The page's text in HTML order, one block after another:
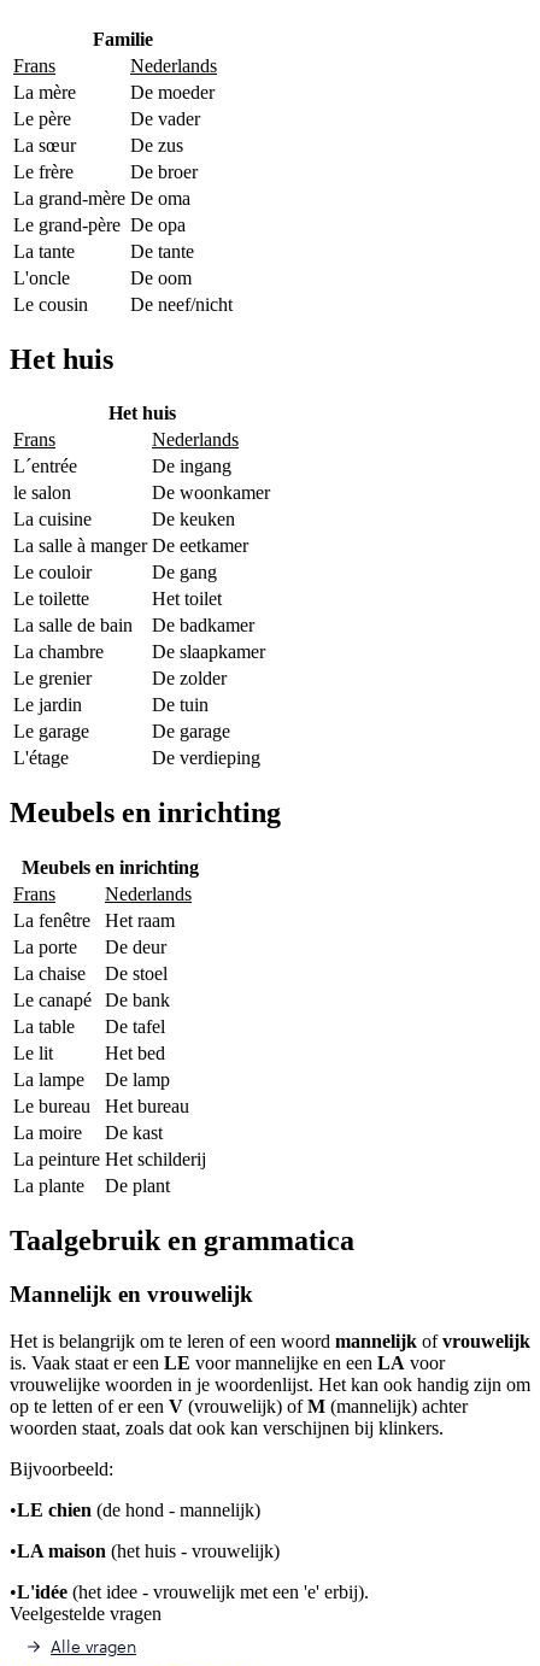
Familie
Frans
Nederlands
La mère
De moeder
Le père
De vader
La sœur
De zus
Le frère
De broer
La grand-mère De oma
Le grand-père De opa
La tante
De tante
L'oncle
De oom
Le cousin
De neef/nicht
Het huis
Het huis
Frans
Nederlands
L´entrée
De ingang
le salon
De woonkamer
La cuisine
De keuken
La salle à manger De eetkamer
Le couloir
De gang
Le toilette
Het toilet
La salle de bain
De badkamer
La chambre
De slaapkamer
Le grenier
De zolder
Le jardin
De tuin
Le garage
De garage
L'étage
De verdieping
Meubels en inrichting
Meubels en inrichting
Frans
Nederlands
La fenêtre
Het raam
La porte
De deur
La chaise
De stoel
Le canapé
De bank
La table
De tafel
Le lit
Het bed
La lampe
De lamp
Le bureau
Het bureau
La moire
De kast
La peinture Het schilderij
La plante
De plant
Taalgebruik en grammatica
Mannelijk en vrouwelijk
Het is belangrijk om te leren of een woord mannelijk ofvrouwelijk
is. Vaak staat er een LE voor mannelijke en een LA voor
vrouwelijke woorden in je woordenlijst. Het kan ook handig zijn om
op te letten of er een V (vrouwelijk) ofM (mannelijk) achter
woorden staat, zoals dat ook kan verschijnen bij klinkers.
Bijvoorbeeld:
•LE chien (de hond - mannelijk)
•LA maison (het huis - vrouwelijk)
•L'idée (het idee - vrouwelijk met een 'e' erbij).
Veelgestelde vragen
Alle vragen